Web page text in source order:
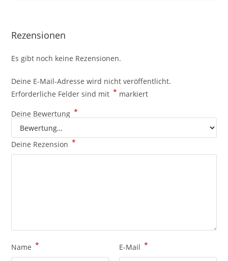
Rezensionen
Es gibt noch keine Rezensionen.
Deine E-Mail-Adresse wird nicht veröffentlicht.
Erforderliche Felder sind mit * markiert
Deine Bewertung *
Deine Rezension *
Name * E-Mail *